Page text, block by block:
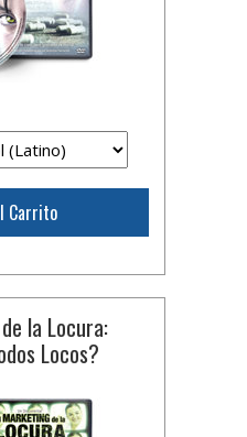
Carrito
la Locura:
Locos?